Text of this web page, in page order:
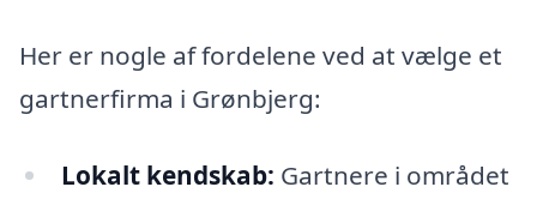
Her er nogle af fordelene ved at vælge et
gartnerfirma i Grønbjerg:
Lokalt kendskab: Gartnere i området